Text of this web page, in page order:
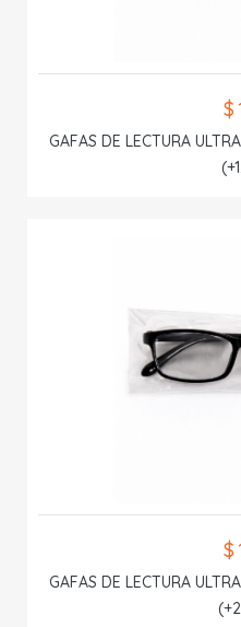
$
GAFAS DE LECTURA
$
GAFAS DE LECTURA